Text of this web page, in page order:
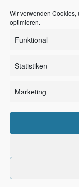
Wir verwenden Cookies,
optimieren.
Funktional
Statistiken
Marketing